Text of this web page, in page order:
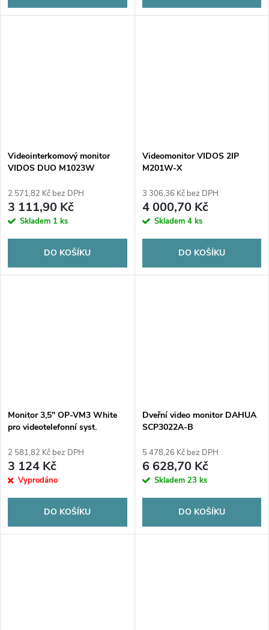
Videointerkomový monitor
VIDOS DUO M1023W
2 571,82 Kč bez DPH
3 111,90 Kč
Skladem 1 ks
DO KOŠÍKU
Videomonitor VIDOS 2IP
M201W-X
3 306,36 Kč bez DPH
4 000,70 Kč
Skladem 4 ks
DO KOŠÍKU
Monitor 3,5" OP-VM3 White
pro videotelefonní syst.
Elfon Optima
2 581,82 Kč bez DPH
3 124 Kč
Vyprodáno
DO KOŠÍKU
Dveřní video monitor DAHUA
SCP3022A-B
5 478,26 Kč bez DPH
6 628,70 Kč
Skladem 23 ks
DO KOŠÍKU